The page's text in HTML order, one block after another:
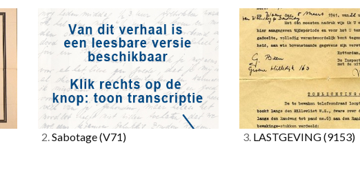
2.Sabotage(V71) 3. LASTGEVING(9153)